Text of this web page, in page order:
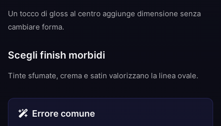
Un tocco di gloss al centro aggiunge dimensione senza
cambiare forma.
Scegli finish morbidi
Tinte sfumate, crema e satin valorizzano la linea ovale.
Errore comune